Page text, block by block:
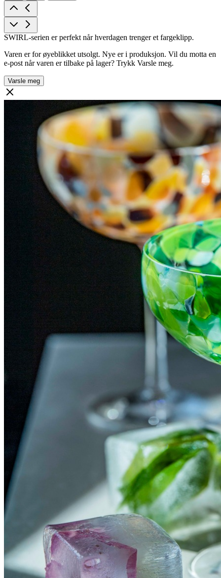
SWIRL-serien er perfekt når hverdagen trenger et fargeklipp.
Varen er for øyeblikket utsolgt. Nye er i produksjon. Vil du motta en
e-post når varen er tilbake på lager? Trykk Varsle meg.
Varsle meg